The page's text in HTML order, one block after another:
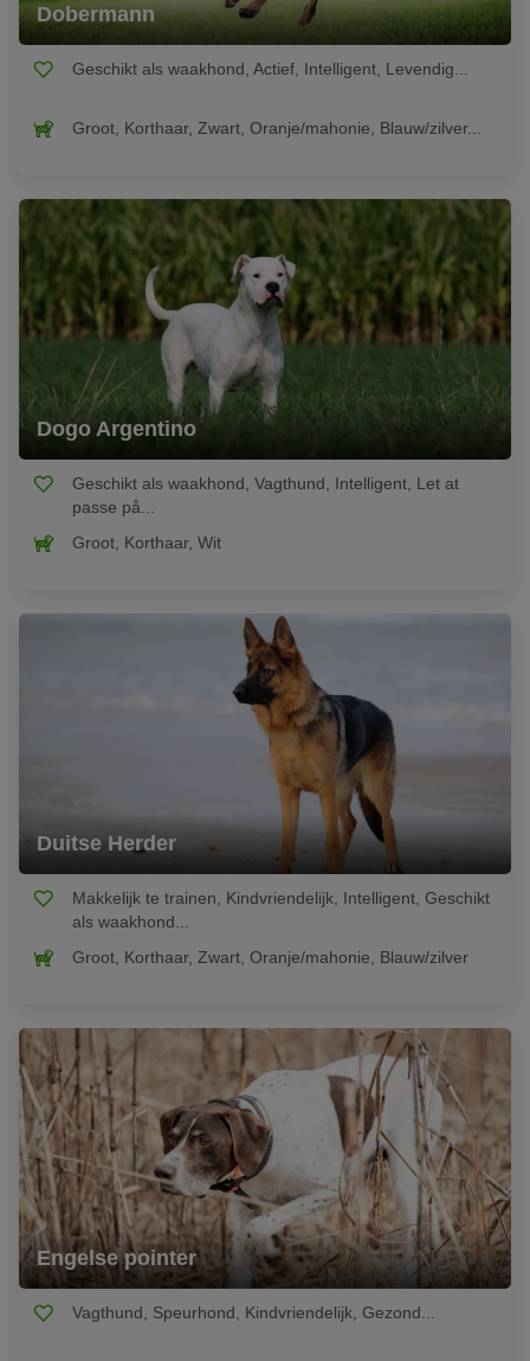
Dobermann
Geschikt als waakhond, Actief, Intelligent, Levendig...
Groot, Korthaar, Zwart, Oranje/mahonie, Blauw/zilver...
Dogo Argentino
Geschikt als waakhond, Vagthund, Intelligent, Let at
passe på...
Groot, Korthaar, Wit
Duitse Herder
Makkelijk te trainen, Kindvriendelijk, Intelligent, Geschikt
als waakhond...
Groot, Korthaar, Zwart, Oranje/mahonie, Blauw/zilver
Engelse pointer
Vagthund, Speurhond, Kindvriendelijk, Gezond...